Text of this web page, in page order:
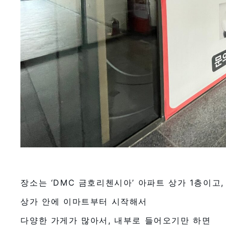
장소는 ‘DMC 금호리첸시아’ 아파트 상가 1층이고,
상가 안에 이마트부터 시작해서
다양한 가게가 많아서, 내부로 들어오기만 하면